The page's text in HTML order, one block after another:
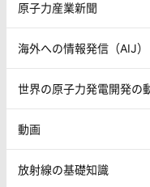
原子力産業新聞
海外への情報発信（AIJ）
世界の原子力発電開発の
動画
放射線の基礎知識